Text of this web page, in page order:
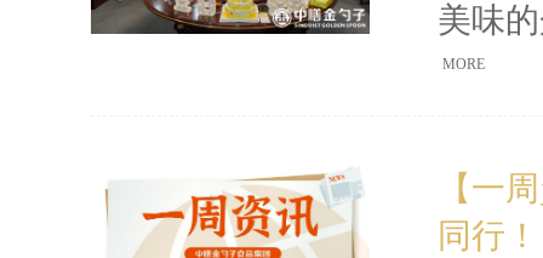
美味
笑聲
公紅
HEY
MORE
【一
同行！